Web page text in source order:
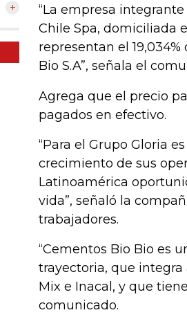
“La empresa integrante
Chile Spa, domiciliada
representan el
Bio S.A”, señala el
Agrega que el precio
pagados en efectivo.
“Para el Grupo Gloria
crecimiento de sus
Latinoamérica
vida”, señaló la
trabajadores.
“Cementos Bio Bio es
trayectoria, que integra
Mix e Inacal, y que
comunicado.